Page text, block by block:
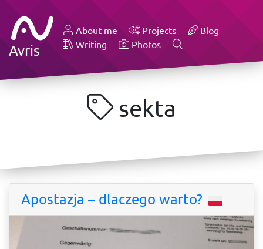
Avris
About me Projects
Blog
Writing
Photos
sekta
Apostazja – dlaczego warto?